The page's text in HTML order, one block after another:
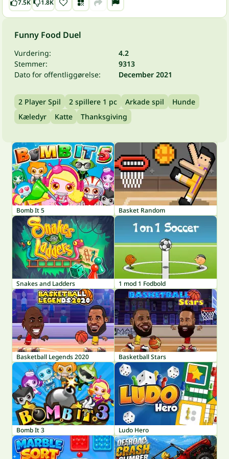
7.5K 1.8K
Funny Food Duel
Vurdering:
4.2
Stemmer:
9313
Dato for offentliggørelse:
December 2021
2 Player Spil 2 spillere 1 pc Arkade spil
Hunde
Kæledyr
Katte Thanksgiving
Bomb It 5 Basket Random
Snakes and Ladders 1 mod 1 Fodbold
Basketball Legends 2020 Basketball Stars
Bomb It 3 Ludo Hero